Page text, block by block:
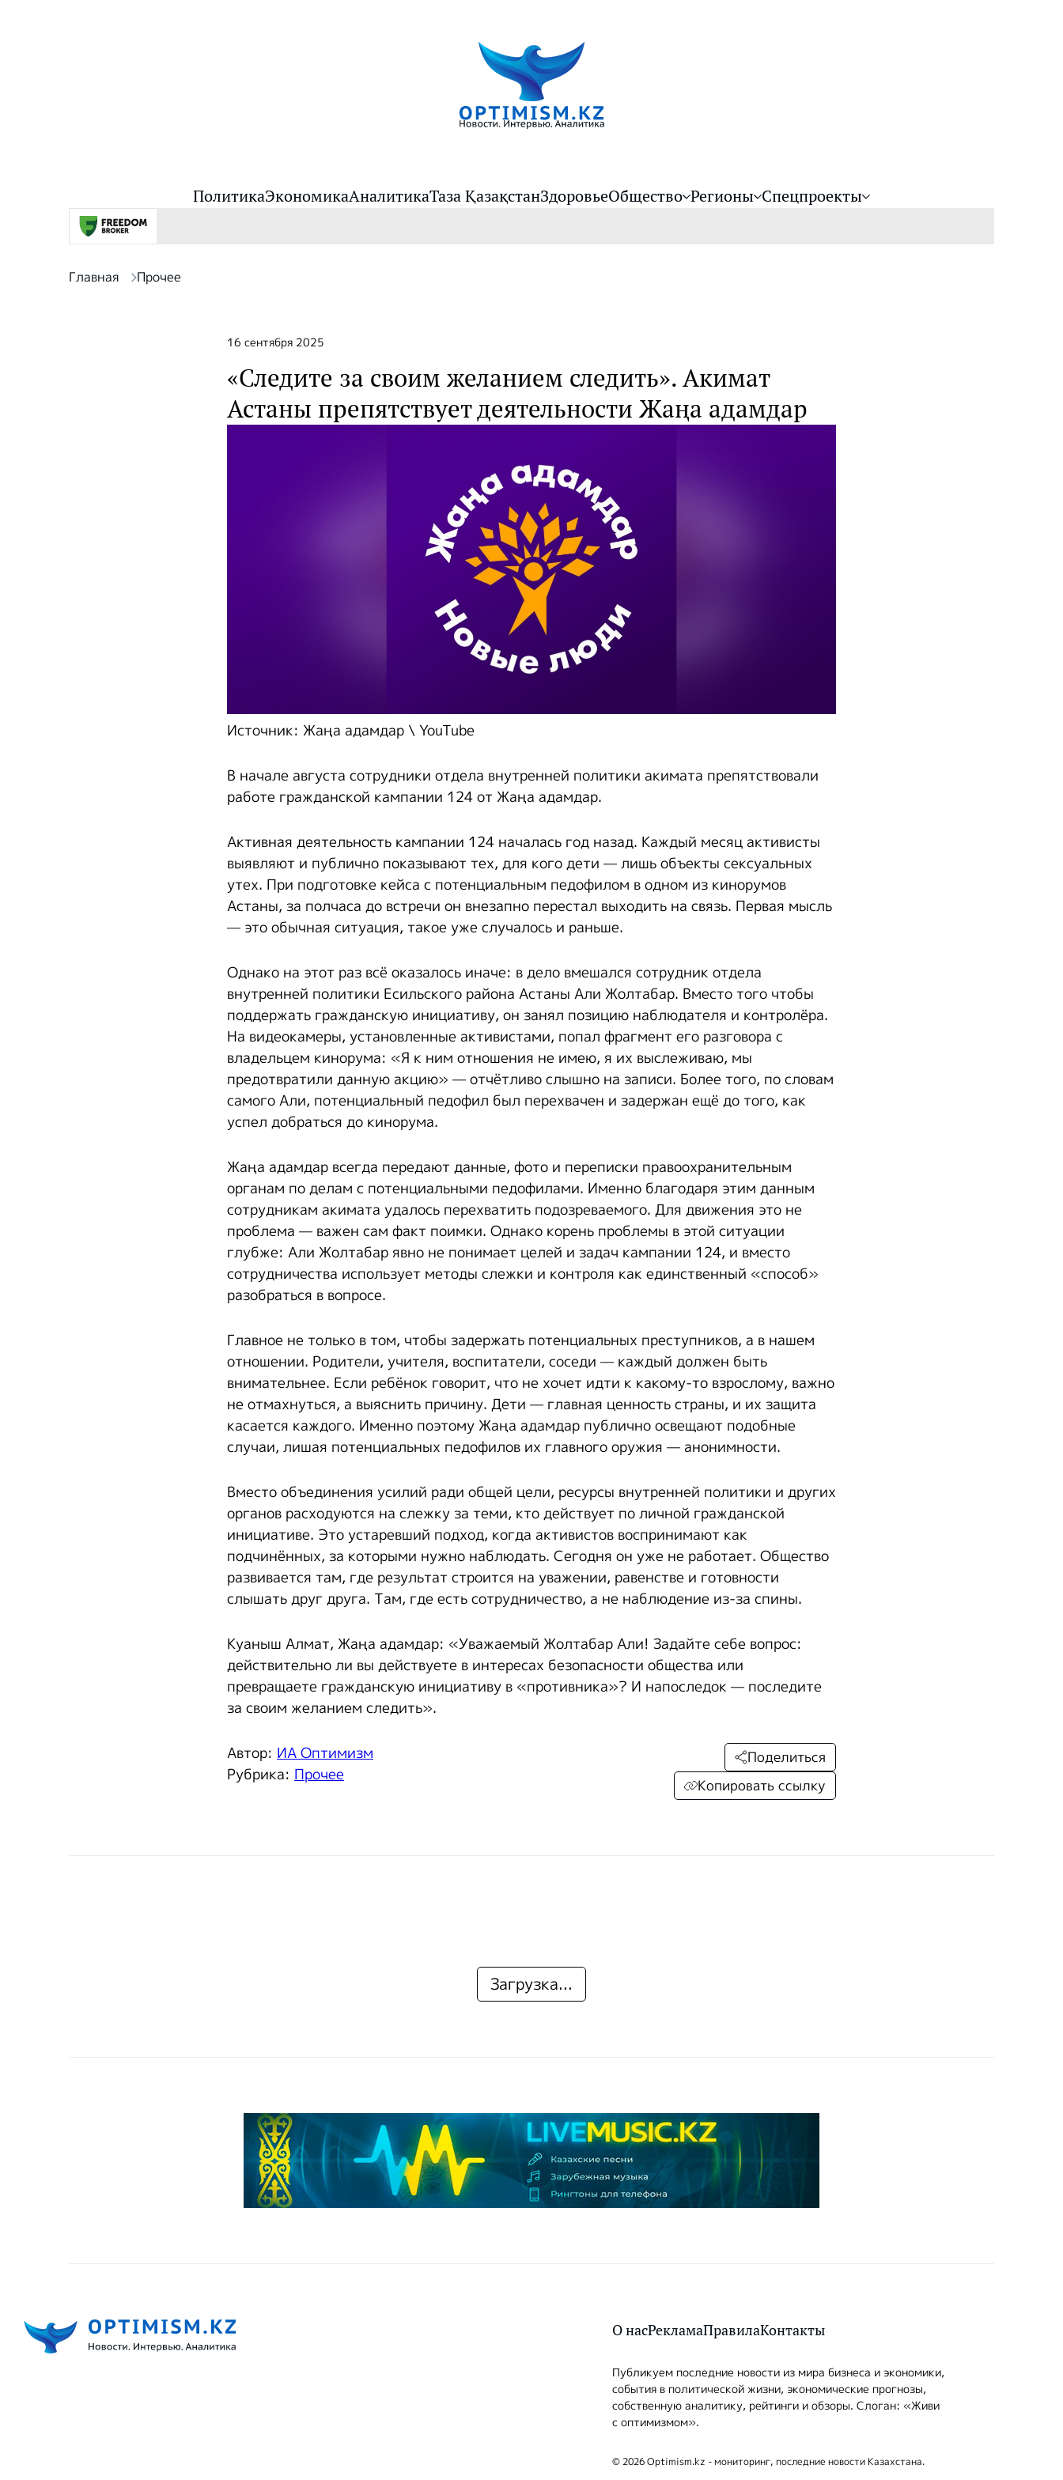
ПолитикаЭкономикаАналитикаТаза ҚазақстанЗдоровьеОбщество Регионы Спецпроекты
Главная Прочее
16 сентября 2025
«Следите за своим желанием следить». Акимат
Астаны препятствует деятельности Жаңа адамдар
Источник: Жаңа адамдар \ YouTube
В начале августа сотрудники отдела внутренней политики акимата препятствовали
работе гражданской кампании 124 от Жаңа адамдар.
Активная деятельность кампании 124 началась год назад. Каждый месяц активисты
выявляют и публично показывают тех, для кого дети — лишь объекты сексуальных
утех. При подготовке кейса с потенциальным педофилом в одном из кинорумов
Астаны, за полчаса до встречи он внезапно перестал выходить на связь. Первая мысль
— это обычная ситуация, такое уже случалось и раньше.
Однако на этот раз всё оказалось иначе: в дело вмешался сотрудник отдела
внутренней политики Есильского района Астаны Али Жолтабар. Вместо того чтобы
поддержать гражданскую инициативу, он занял позицию наблюдателя и контролёра.
На видеокамеры, установленные активистами, попал фрагмент его разговора с
владельцем кинорума: «Я к ним отношения не имею, я их выслеживаю, мы
предотвратили данную акцию» — отчётливо слышно на записи. Более того, по словам
самого Али, потенциальный педофил был перехвачен и задержан ещё до того, как
успел добраться до кинорума.
Жаңа адамдар всегда передают данные, фото и переписки правоохранительным
органам по делам с потенциальными педофилами. Именно благодаря этим данным
сотрудникам акимата удалось перехватить подозреваемого. Для движения это не
проблема — важен сам факт поимки. Однако корень проблемы в этой ситуации
глубже: Али Жолтабар явно не понимает целей и задач кампании 124, и вместо
сотрудничества использует методы слежки и контроля как единственный «способ»
разобраться в вопросе.
Главное не только в том, чтобы задержать потенциальных преступников, а в нашем
отношении. Родители, учителя, воспитатели, соседи — каждый должен быть
внимательнее. Если ребёнок говорит, что не хочет идти к какому-то взрослому, важно
не отмахнуться, а выяснить причину. Дети — главная ценность страны, и их защита
касается каждого. Именно поэтому Жаңа адамдар публично освещают подобные
случаи, лишая потенциальных педофилов их главного оружия — анонимности.
Вместо объединения усилий ради общей цели, ресурсы внутренней политики и других
органов расходуются на слежку за теми, кто действует по личной гражданской
инициативе. Это устаревший подход, когда активистов воспринимают как
подчинённых, за которыми нужно наблюдать. Сегодня он уже не работает. Общество
развивается там, где результат строится на уважении, равенстве и готовности
слышать друг друга. Там, где есть сотрудничество, а не наблюдение из-за спины.
Куаныш Алмат, Жаңа адамдар: «Уважаемый Жолтабар Али! Задайте себе вопрос:
действительно ли вы действуете в интересах безопасности общества или
превращаете гражданскую инициативу в «противника»? И напоследок — последите
за своим желанием следить».
Автор: ИА Оптимизм
Рубрика: Прочее
Поделиться
Копировать ссылку
Загрузка...
О насРекламаПравилаКонтакты
Публикуем последние новости из мира бизнеса и экономики,
события в политической жизни, экономические прогнозы,
собственную аналитику, рейтинги и обзоры. Слоган: «Живи
с оптимизмом».
© 2026 Optimism.kz - мониторинг, последние новости Казахстана.